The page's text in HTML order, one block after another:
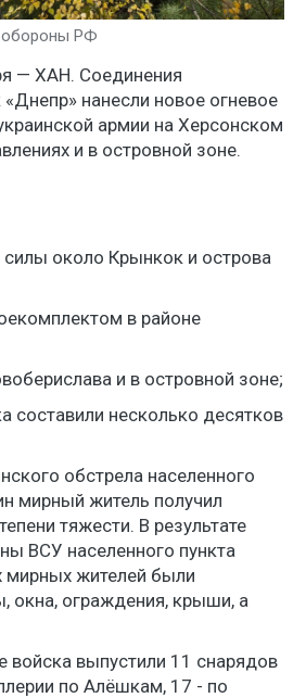
обороны РФ
— ХАН. Соединения
«Днепр» нанесли новое огневое
армии на Херсонском
и в островной зоне.
около Крынкок и острова
в районе
и в островной зоне;
составили несколько десятков
обстрела населенного
мирный житель получил
тяжести. В результате
ВСУ населенного пункта
жителей были
окна, ограждения, крыши, а
войска выпустили 11 снарядов
по Алёшкам, 17 - по